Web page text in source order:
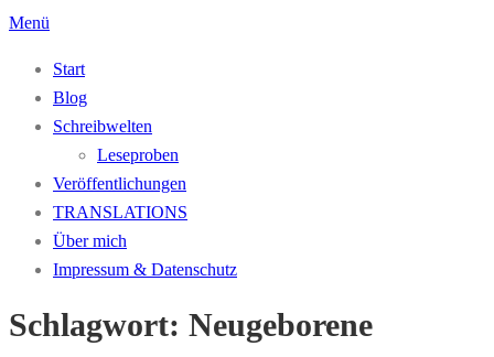
Zum
springen
Menü
Start
Blog
Schreibwelten
Leseproben
Veröffentlichungen
TRANSLATIONS
Über mich
Impressum & Datenschutz
Schlagwort: Neugeborene